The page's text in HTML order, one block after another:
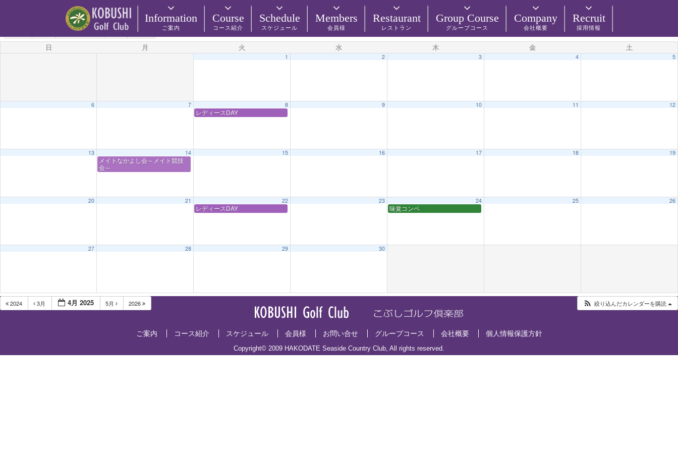
Information
ご案内
Course
コース紹介
Schedule
スケジュール
Members
会員様
Restaurant
レストラン
Group Course
グループコース
Company
会社概要
Recruit
採用情報
4月 2025 5月 2026
日 月 火 水 木 金 土
1 2 3 4 5
6 7 8
レディースDAY
9 10 11 12
13 14
メイトなかよし会～メイト競技
会～
15 16 17 18 19
20 21 22
レディースDAY
23 24
味覚コンペ
25 26
27 28 29 30
2024 3月 4月 2025 5月 2026 絞り込んだカレンダーを購読
ご案内 コース紹介 スケジュール 会員様 お問い合せ グループコース 会社概要 個人情報保護方針
Copyright© 2009 HAKODATE Seaside Country Club, All rights reserved.